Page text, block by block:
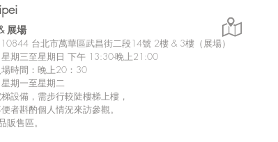
展場
844 台北市萬華區武昌街二段14號 2樓 & 3樓（展場）
期三至星期日 下午 13:30-晚上21:00
時間：晚上20：30
期一至星期二
設備，需步行較陡樓梯上樓，
者斟酌個人情況來訪參觀。
售區。